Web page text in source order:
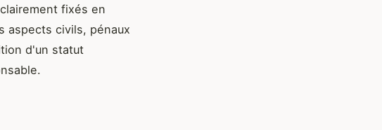
fixés en
aspects civils, pénaux
d'un statut